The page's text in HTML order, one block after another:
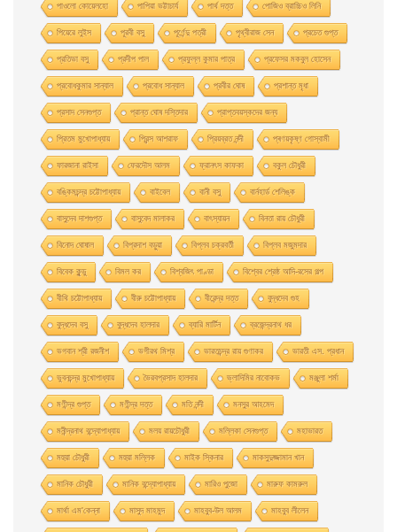
পাওলাে কোয়েলহো পাপিয়া ভট্টাচার্য পার্থ দত্ত পােজিও ব্রাচ্চিও লিনি
পিয়েরে লুইস পূরবী বসু পূর্ণেন্দু পত্রী পৃথ্বীরাজ সেন প্রচেত গুপ্ত
প্রতিভা বসু প্রদীপ পাল প্রফুল্ল কুমার পাত্র প্রফেসর মকবুল হােসেন
প্রবােধকুমার সান্যাল প্রবােধ সান্যাল প্রবীর ঘােষ প্রশান্ত মৃধা
প্রসাদ সেনগুপ্ত প্রান্ত ঘোষ দস্তিদার প্রাপ্তবয়স্কদের জন্য
প্রিতম মুখোপাধ্যায় প্রিন্স আশরাফ প্রিয়ব্রত নন্দী প্ৰণয়কৃষ্ণ গোস্বামী
ফারজানা রাইসা ফেরদৌস আলম ফ্রানৎস কাফকা বকুল চৌধুরী
বঙ্কিমচন্দ্র চট্টোপাধ্যায় বাইবেল বানী বসু বার্নহার্ড শেলিঙ্ক
বাসুদেব দাশগুপ্ত বাসুবেদ মালাকর বাৎস্যায়ন বিনতা রায় চৌধুরী
বিনোদ ঘোষাল বিপ্রদাশ বড়ুয়া বিপ্লব চক্রবর্তী বিপ্লব মজুমদার
বিবেক কুন্ডু বিমল কর বিশ্বজিৎ পাণ্ডা বিশ্বের শ্রেষ্ঠ আদি-রসের গল্প
বীথি চট্টোপাধ্যায় বীরু চট্টোপাধ্যায় বীরেন্দ্র দত্ত বুদ্ধদেব গুহ
বুদ্ধদেব বসু বুদ্ধদেব হালদার ব্যারি মার্টিন ব্রজেন্দ্রনাথ ধর
ভগবান শ্রী রজনীশ ভগীরথ মিশ্র ভারতচন্দ্র রায় গুণাকর ভারতী এস. প্রধান
ভুবনচন্দ্র মুখোপাধ্যায় ভৈরবপ্রসাদ হালদার ভ্লাদিমির নাবোকভ মঞ্জুলা শর্মা
মণীন্দ্র গুপ্ত মণীন্দ্র দত্ত মতি নন্দী মনসুর আহমেদ
মনীন্দ্রনাথ বন্দ্যোপাধ্যায় মলয় রায়চৌধুরী মল্লিকা সেনগুপ্ত মহাভারত
মহুয়া চৌধুরী মহুয়া মল্লিক মাইক স্কিনার মাকসুদুজ্জামান খান
মানিক চৌধুরী মানিক বন্দ্যোপাধ্যায় মারিও পুজো মারুফ কামরুল
মার্থা এম'কেন্না মাসুদ মাহমুদ মাহবুব-উল আলম মাহবুব লীলেন